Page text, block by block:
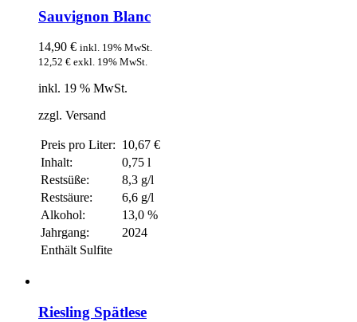
Sauvignon Blanc
14,90 € inkl. 19% MwSt.
12,52 € exkl. 19% MwSt.
inkl. 19 % MwSt.
zzgl. Versand
Preis pro Liter: 10,67 €
Inhalt:
0,75 l
Restsüße:
8,3 g/l
Restsäure:
6,6 g/l
Alkohol:
13,0 %
Jahrgang:
2024
Enthält Sulfite
Riesling Spätlese